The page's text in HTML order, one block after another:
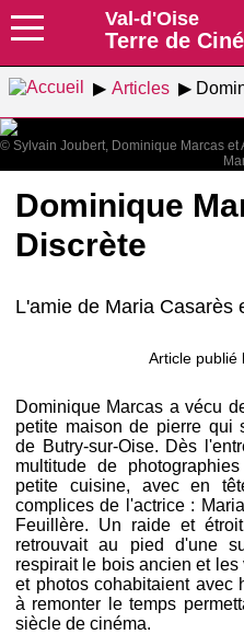
Val-d'Oise
Terre de
Articles
© Sylvain Joubert, Dominique Marcas
Dominique
Discrète
L'amie de Maria Casarès
Article publié
Dominique Marcas a vécu
petite maison de pierre qui
de Butry-sur-Oise. Dès
multitude de
petite cuisine, avec en
complices de l'actrice :
Feuillère. Un raide et
retrouvait au pied d'une
respirait le bois ancien et
et photos cohabitaient avec
à remonter le temps
siècle de cinéma.